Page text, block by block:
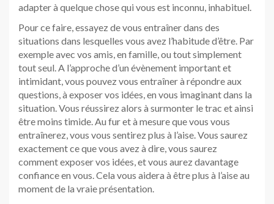
adapter à quelque chose qui vous est inconnu, inhabituel.
Pour ce faire, essayez de vous entraîner dans des
situations dans lesquelles vous avez l’habitude d’être. Par
exemple avec vos amis, en famille, ou tout simplement
tout seul. A l’approche d’un évènement important et
intimidant, vous pouvez vous entraîner à répondre aux
questions, à exposer vos idées, en vous imaginant dans la
situation. Vous réussirez alors à surmonter le trac et ainsi
être moins timide. Au fur et à mesure que vous vous
entraînerez, vous vous sentirez plus à l’aise. Vous saurez
exactement ce que vous avez à dire, vous saurez
comment exposer vos idées, et vous aurez davantage
confiance en vous. Cela vous aidera à être plus à l’aise au
moment de la vraie présentation.